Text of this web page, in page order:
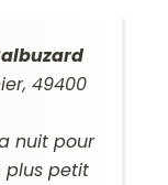
49400
nuit pour
plus petit